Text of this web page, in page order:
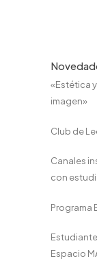
«Estética
imagen»
Club de
Canales
con
Programa
Espacio